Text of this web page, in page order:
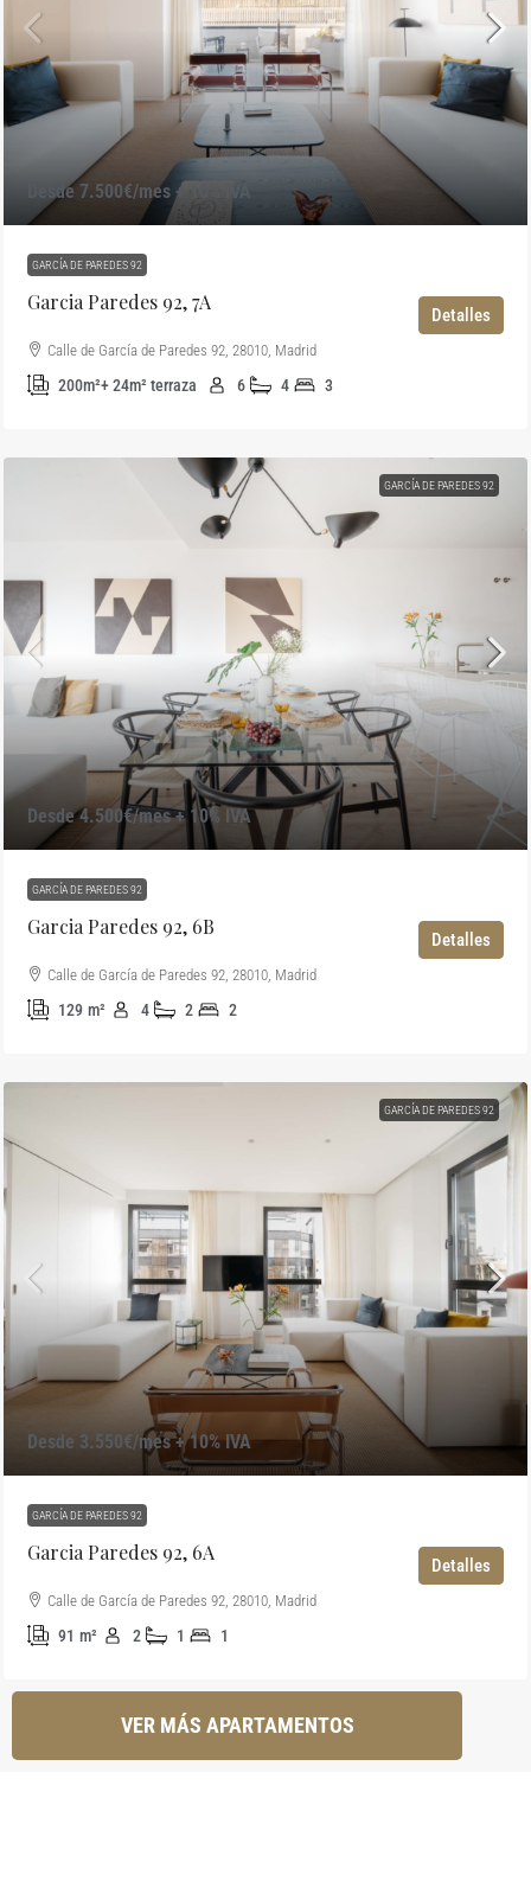
Desde 7.500€/mes + 10% IVA
GARCÍA DE PAREDES 92
Garcia Paredes 92, 7A
Calle de García de Paredes 92, 28010, Madrid
3
4
6
200m²+ 24m² terraza
Detalles
GARCÍA DE PAREDES 92
Desde 4.500€/mes + 10% IVA
GARCÍA DE PAREDES 92
Garcia Paredes 92, 6B
Calle de García de Paredes 92, 28010, Madrid
2
2
4
129 m²
Detalles
GARCÍA DE PAREDES 92
Desde 3.550€/mes + 10% IVA
GARCÍA DE PAREDES 92
Garcia Paredes 92, 6A
Calle de García de Paredes 92, 28010, Madrid
1
1
2
91 m²
Detalles
VER MÁS APARTAMENTOS